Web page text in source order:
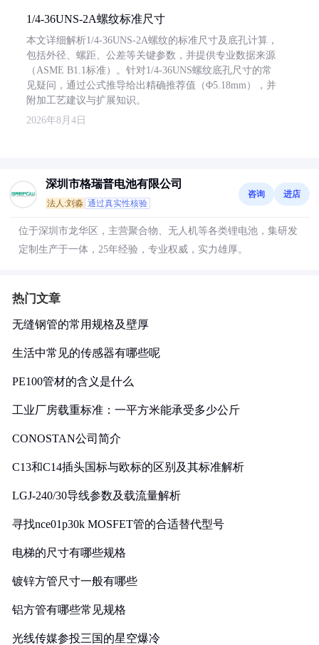
1/4-36UNS-2A螺纹标准尺寸
本文详细解析1/4-36UNS-2A螺纹的标准尺寸及底孔计算，
包括外径、螺距、公差等关键参数，并提供专业数据来源
（ASME B1.1标准）。针对1/4-36UNS螺纹底孔尺寸的常
见疑问，通过公式推导给出精确推荐值（Φ5.18mm），并
附加工艺建议与扩展知识。
2026年8月4日
深圳市格瑞普电池有限公司
法人:刘淼 通过真实性核验
咨询 进店
位于深圳市龙华区，主营聚合物、无人机等各类锂电池，集研发
定制生产于一体，25年经验，专业权威，实力雄厚。
热门文章
无缝钢管的常用规格及壁厚
生活中常见的传感器有哪些呢
PE100管材的含义是什么
工业厂房载重标准：一平方米能承受多少公斤
CONOSTAN公司简介
C13和C14插头国标与欧标的区别及其标准解析
LGJ-240/30导线参数及载流量解析
寻找nce01p30k MOSFET管的合适替代型号
电梯的尺寸有哪些规格
镀锌方管尺寸一般有哪些
铝方管有哪些常见规格
光线传媒参投三国的星空爆冷